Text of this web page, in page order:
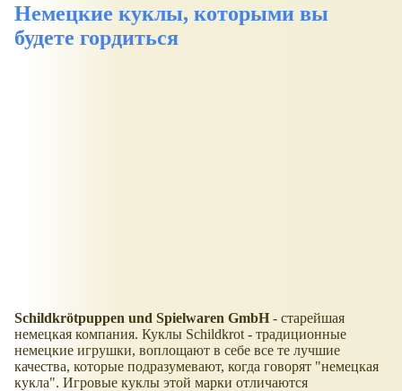
Немецкие куклы, которыми вы
будете гордиться
Schildkrötpuppen und Spielwaren GmbH - старейшая
немецкая компания. Куклы Schildkrot - традиционные
немецкие игрушки, воплощают в себе все те лучшие
качества, которые подразумевают, когда говорят "немецкая
кукла". Игровые куклы этой марки отличаются